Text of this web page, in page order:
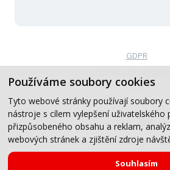
Používáme soubory cookies
Tyto webové stránky používají soubory
nástroje s cílem vylepšení uživatelského
přizpůsobeného obsahu a reklam,
webových stránek a zjištění zdroje
Souhlasím
© 2019-2026, CB Auto, All
GDPR
VOP
Created by